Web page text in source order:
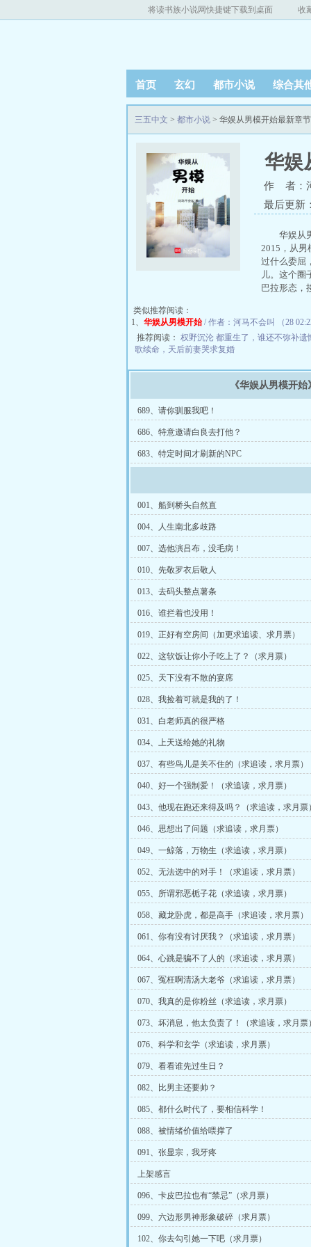
将读书族小说网快捷键下载到桌面 收
首页 玄幻 都市小说 综合其
三五中文 > 都市小说 > 华娱从男模开始最新章
华娱
作 者：
最后更新
华娱从
2015，从男
过什么委屈
儿。这个圈
巴拉形态，
类似推荐阅读：
1、 华娱从男模开始 / 作者：河马不会叫 （28
推荐阅读： 权野沉沦 都重生了，谁还不弥补遗
歌续命，天后前妻哭求复婚
《华娱从男模开
689、请你驯服我吧！
686、特意邀请白良去打他？
683、特定时间才刷新的NPC
001、船到桥头自然直
004、人生南北多歧路
007、选他演吕布，没毛病！
010、先敬罗衣后敬人
013、去码头整点薯条
016、谁拦着也没用！
019、正好有空房间（加更求追读、求月票）
022、这软饭让你小子吃上了？（求月票）
025、天下没有不散的宴席
028、我捡着可就是我的了！
031、白老师真的很严格
034、上天送给她的礼物
037、有些鸟儿是关不住的（求追读，求月票）
040、好一个强制爱！（求追读，求月票）
043、他现在跑还来得及吗？（求追读，求月票
046、思想出了问题（求追读，求月票）
049、一鲸落，万物生（求追读，求月票）
052、无法选中的对手！（求追读，求月票）
055、所谓邪恶栀子花（求追读，求月票）
058、藏龙卧虎，都是高手（求追读，求月票）
061、你有没有讨厌我？（求追读，求月票）
064、心跳是骗不了人的（求追读，求月票）
067、冤枉啊清汤大老爷（求追读，求月票）
070、我真的是你粉丝（求追读，求月票）
073、坏消息，他太负责了！（求追读，求月票
076、科学和玄学（求追读，求月票）
079、看看谁先过生日？
082、比男主还要帅？
085、都什么时代了，要相信科学！
088、被情绪价值给喂撑了
091、张显宗，我牙疼
上架感言
096、卡皮巴拉也有“禁忌”（求月票）
099、六边形男神形象破碎（求月票）
102、你去勾引她一下吧（求月票）